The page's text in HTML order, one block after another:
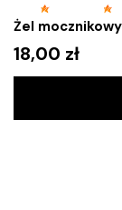
Żel mocznikowy
18,00 zł